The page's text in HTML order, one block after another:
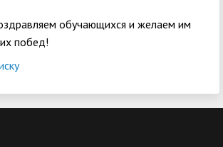
обучающихся и желаем им
побед!